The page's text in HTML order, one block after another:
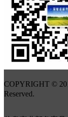
COPYRIGHT ©
Reserved.